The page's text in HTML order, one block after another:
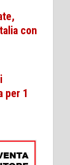
con
per 1